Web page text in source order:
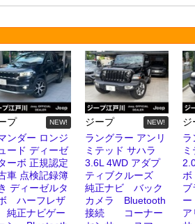
プ NEW!
ンダー ロンジ
ード ディーゼ
ーボ 正規認定
車 点検記録簿
ディーゼルタ
ハーフレザ
正ナビゲー
ジープ NEW!
ラングラー アンリ
ミテッド サハラ
3.6L 4WD アダプ
ティブクルーズ
純正ナビ バック
カメラ Bluetooth
接続 コーナー
ジ
ラ
ボ
ブ
ー
ア